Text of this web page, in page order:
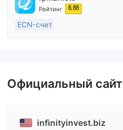
Рейтинг 8.88
ECN-счет
Основной стандарт MT4
Официальный сайт
infinityinvest.biz